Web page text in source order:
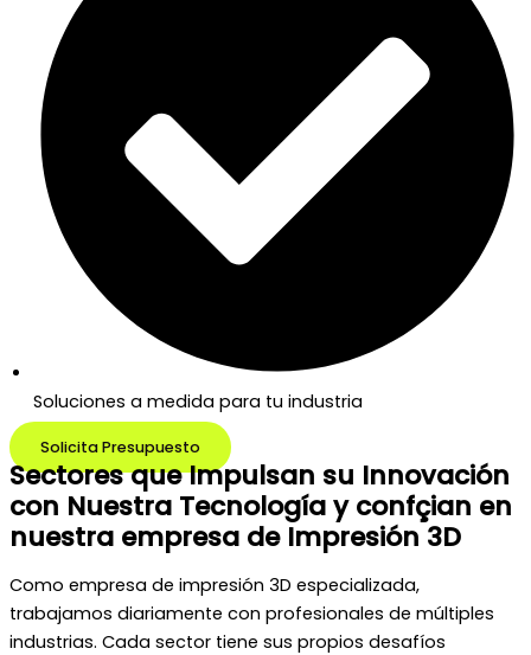
Soluciones a medida para tu industria
Solicita Presupuesto
Sectores que Impulsan su Innovación
con Nuestra Tecnología y confçian en
nuestra empresa de Impresión 3D
Como empresa de impresión 3D especializada,
trabajamos diariamente con profesionales de múltiples
industrias. Cada sector tiene sus propios desafíos